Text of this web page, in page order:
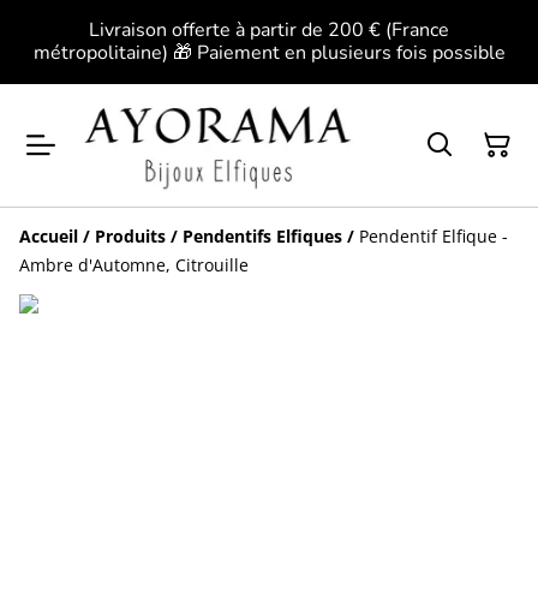
Livraison offerte à partir de 200 € (France
métropolitaine) 🎁 Paiement en plusieurs fois possible
Accueil / Produits / Pendentifs Elfiques / Pendentif Elfique -
Ambre d'Automne, Citrouille